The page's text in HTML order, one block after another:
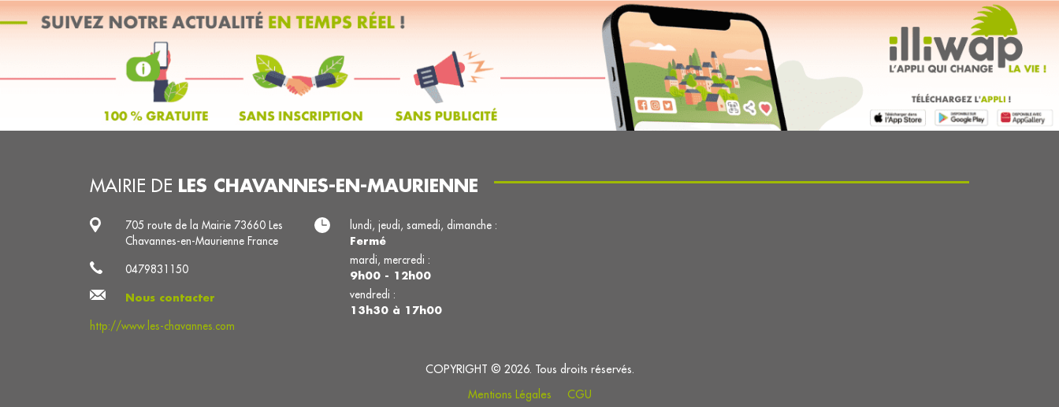
MAIRIE DE LES CHAVANNES-EN-MAURIENNE
705 route de la Mairie 73660 Les
Chavannes-en-Maurienne France
0479831150
Nous contacter
http://www.les-chavannes.com
lundi, jeudi, samedi, dimanche :
Fermé
mardi, mercredi :
9h00 - 12h00
vendredi :
13h30 à 17h00
COPYRIGHT © 2026. Tous droits réservés.
Mentions Légales
CGU